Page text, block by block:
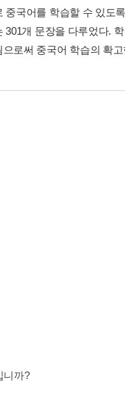
국어를 학습할 수 있도
개 문장을 다루었다.
로써 중국어 학습의 확
니까?